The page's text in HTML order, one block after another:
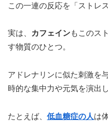
この一連の反応を「ストレ
実は、 カフェインもこのス
す物質のひとつ。
アドレナリンに似た刺激を
時的な集中力や元気を演出
たとえば、 低血糖症の人は